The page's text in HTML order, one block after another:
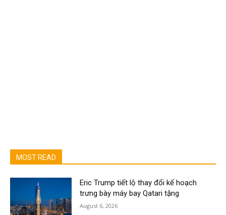
MOST READ
Eric Trump tiết lộ thay đổi kế hoạch
trưng bày máy bay Qatari tặng
August 6, 2026